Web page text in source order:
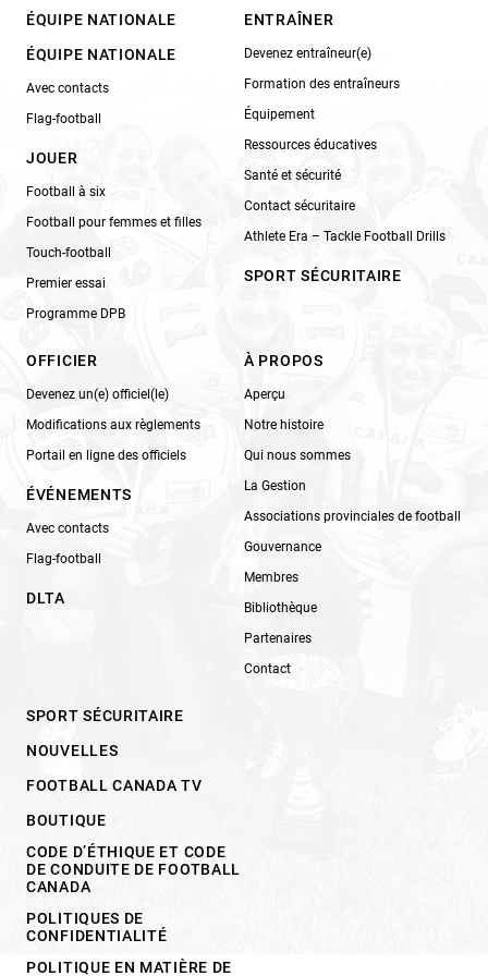
ÉQUIPE NATIONALE
ÉQUIPE NATIONALE
Avec contacts
Flag-football
JOUER
Football à six
Football pour femmes et filles
Touch-football
Premier essai
Programme DPB
ENTRAÎNER
Devenez entraîneur(e)
Formation des entraîneurs
Équipement
Ressources éducatives
Santé et sécurité
Contact sécuritaire
Athlete Era – Tackle Football Drills
SPORT SÉCURITAIRE
OFFICIER
Devenez un(e) officiel(le)
Modifications aux règlements
Portail en ligne des officiels
ÉVÉNEMENTS
Avec contacts
Flag-football
DLTA
À PROPOS
Aperçu
Notre histoire
Qui nous sommes
La Gestion
Associations provinciales de football
Gouvernance
Membres
Bibliothèque
Partenaires
Contact
SPORT SÉCURITAIRE
NOUVELLES
FOOTBALL CANADA TV
BOUTIQUE
CODE D’ÉTHIQUE ET CODE
DE CONDUITE DE FOOTBALL
CANADA
POLITIQUES DE
CONFIDENTIALITÉ
POLITIQUE EN MATIÈRE DE